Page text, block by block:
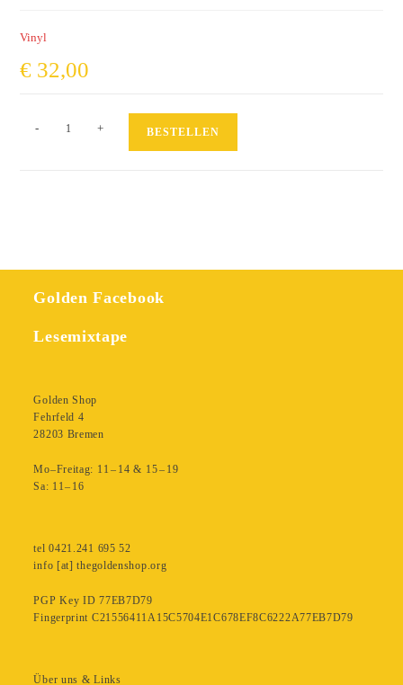
Vinyl
€ 32,00
- + BESTELLEN
Golden Facebook
Lesemixtape
Golden Shop
Fehrfeld 4
28203 Bremen
Mo–Freitag: 11 – 14 & 15 – 19
Sa: 11– 16
tel 0421.241 695 52
info [at] thegoldenshop.org
PGP Key ID 77EB7D79
Fingerprint C21556411A15C5704E1C678EF8C6222A77EB7D79
Über uns & Links